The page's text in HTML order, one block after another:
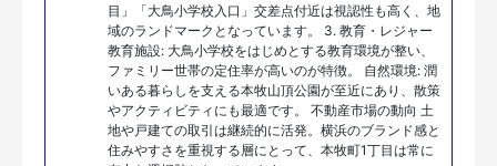
目」「大鳥小学校入口」交差点付近は視認性も高く、地
域のランドマークとなっています。 3. 教育・レジャー
教育施設: 大鳥小学校をはじめとする教育環境が整い、
ファミリー世帯の定住率が高いのが特徴。 自然環境: 潤
いある暮らしを支える本牧山頂公園が至近にあり、散策
やアクティビティにも最適です。 不動産市場の動向 土
地や戸建ての取引は継続的に活発。横浜のブランド感と
住みやすさを重視する層にとって、本牧町1丁目は常に